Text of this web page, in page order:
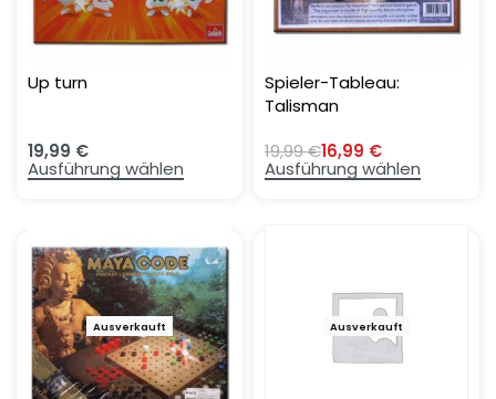
Up turn
19,99 €
Ausführung wählen
Spieler-Tableau:
Talisman
19,99€16,99 €
Ausführung wählen
-15%
Ausverkauft Ausverkauft